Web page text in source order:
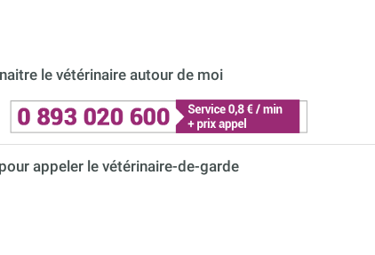
le vétérinaire autour de moi
appeler le vétérinaire-de-garde